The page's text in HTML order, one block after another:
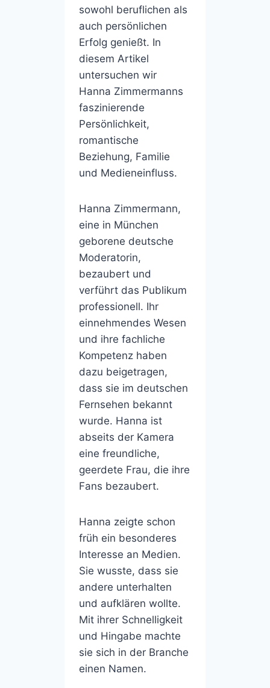
sowohl beruflichen als
auch persönlichen
Erfolg genießt. In
diesem Artikel
untersuchen wir
Hanna Zimmermanns
faszinierende
Persönlichkeit,
romantische
Beziehung, Familie
und Medieneinfluss.
Hanna Zimmermann,
eine in München
geborene deutsche
Moderatorin,
bezaubert und
verführt das Publikum
professionell. Ihr
einnehmendes Wesen
und ihre fachliche
Kompetenz haben
dazu beigetragen,
dass sie im deutschen
Fernsehen bekannt
wurde. Hanna ist
abseits der Kamera
eine freundliche,
geerdete Frau, die ihre
Fans bezaubert.
Hanna zeigte schon
früh ein besonderes
Interesse an Medien.
Sie wusste, dass sie
andere unterhalten
und aufklären wollte.
Mit ihrer Schnelligkeit
und Hingabe machte
sie sich in der Branche
einen Namen.